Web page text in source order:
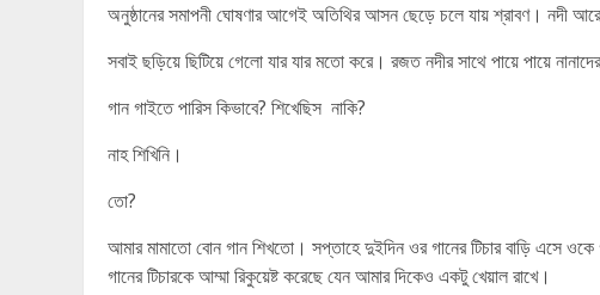
অনুষ্ঠানের সমাপনী ঘোষণার আগেই অতিথির আসন ছেড়ে চলে যায় শ্রাবণ। নদী
সবাই ছড়িয়ে ছিটিয়ে গেলো যার যার মতো করে। রজত নদীর সাথে পায়ে পায়ে
গান গাইতে পারিস কিভাবে? শিখেছিস নাকি?
নাহ শিখিনি।
তো?
আমার মামাতো বোন গান শিখতো। সপ্তাহে দুইদিন ওর গানের টিচার বাড়ি এসে
গানের টিচারকে আম্মা রিকুয়েষ্ট করেছে যেন আমার দিকেও একটু খেয়াল রাখে।